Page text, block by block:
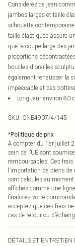
Considérez ce jean
jambes larges et taille
silhouette
taille élastiquée assure
que la coupe large des
proportions
boucles d'oreilles
également rehausser la
impeccable et des
Longueur environ 80
SKU: CNE4907/4/145
*Politique de prix
À compter du 1er juillet
sein de l’UE sont
remboursables. Ces
l’importation de biens
sont calculés au moment
affichés comme une
finalisiez votre
acceptez que ces frais
cas de retour ou
DÉTAILS ET ENTRETIEN